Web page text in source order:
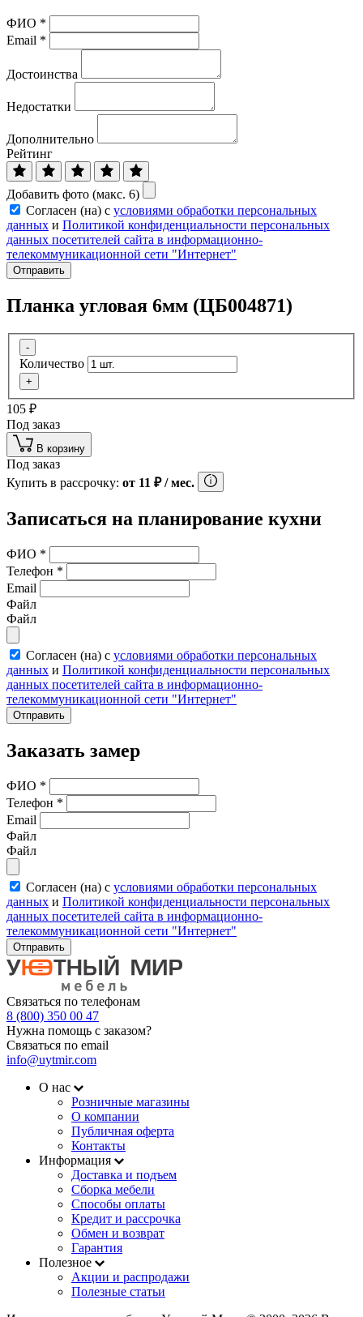
ФИО *
Email *
Достоинства
Недостатки
Дополнительно
Рейтинг
Добавить фото (макс. 6)
Согласен (на) с условиями обработки персональных
данных и Политикой конфиденциальности персональных
данных посетителей сайта в информационно-
телекоммуникационной сети "Интернет"
Отправить
Планка угловая 6мм (ЦБ004871)
-
Количество
+
105 ₽
Под заказ
В корзину
Под заказ
Купить в рассрочку: от 11 ₽/ мес.
Записаться на планирование кухни
ФИО *
Телефон *
Email
Файл
Файл
Согласен (на) с условиями обработки персональных
данных и Политикой конфиденциальности персональных
данных посетителей сайта в информационно-
телекоммуникационной сети "Интернет"
Отправить
Заказать замер
ФИО *
Телефон *
Email
Файл
Файл
Согласен (на) с условиями обработки персональных
данных и Политикой конфиденциальности персональных
данных посетителей сайта в информационно-
телекоммуникационной сети "Интернет"
Отправить
Связаться по телефонам
8 (800) 350 00 47
Нужна помощь с заказом?
Связаться по email
info@uytmir.com
О нас
Розничные магазины
О компании
Публичная оферта
Контакты
Информация
Доставка и подъем
Сборка мебели
Способы оплаты
Кредит и рассрочка
Обмен и возврат
Гарантия
Полезное
Акции и распродажи
Полезные статьи